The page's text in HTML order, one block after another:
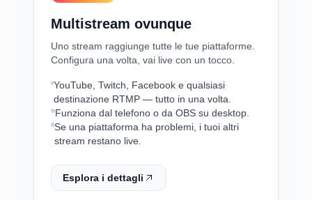
Multistream ovunque
Uno stream raggiunge tutte le tue piattaforme.
Configura una volta, vai live con un tocco.
YouTube, Twitch, Facebook e qualsiasi
destinazione RTMP — tutto in una volta.
Funziona dal telefono o da OBS su desktop.
Se una piattaforma ha problemi, i tuoi altri
stream restano live.
Esplora i dettagli